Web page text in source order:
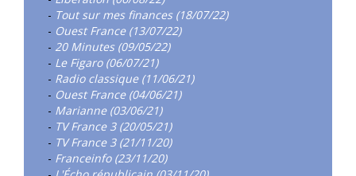
- Tout sur mes finances (18/07/22)
- Ouest France (13/07/22)
- 20 Minutes (09/05/22)
- Le Figaro (06/07/21)
- Radio classique (11/06/21)
- Ouest France (04/06/21)
- Marianne (03/06/21)
- TV France 3 (20/05/21)
- TV France 3 (21/11/20)
- Franceinfo (23/11/20)